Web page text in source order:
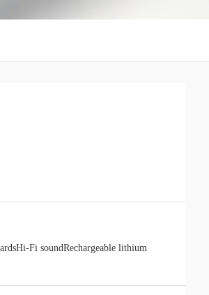
Fi soundRechargeable lithium